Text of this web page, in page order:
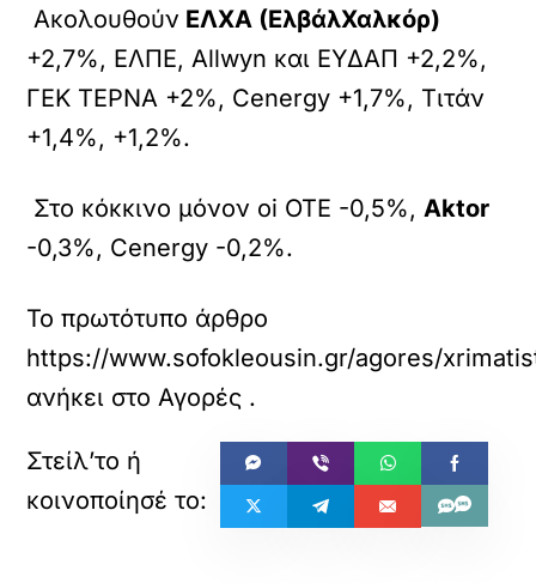
Ακολουθούν ΕΛΧΑ (ΕλβάλΧαλκόρ)
+2,7%, ΕΛΠΕ, Allwyn και ΕΥΔΑΠ +2,2%,
ΓΕΚ ΤΕΡΝΑ +2%, Cenergy +1,7%, Τιτάν
+1,4%, +1,2%.
Στο κόκκινο μόνον oi OTE -0,5%, Aktor
-0,3%, Cenergy -0,2%.
Το πρωτότυπο άρθρο
https://www.sofokleousin.gr/agores/
ανήκει στο Αγορές .